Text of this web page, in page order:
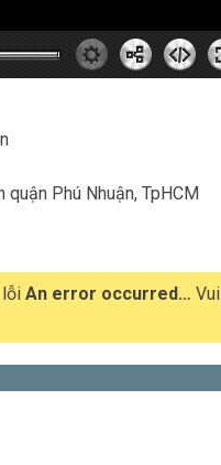
Phú Nhuận, TpHCM
lỗi An error occurred… Vui